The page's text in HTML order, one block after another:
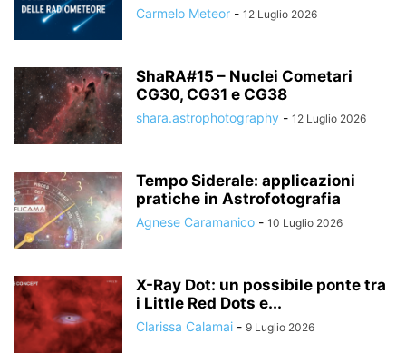
Carmelo Meteor - 12 Luglio 2026
ShaRA#15 – Nuclei Cometari
CG30, CG31 e CG38
shara.astrophotography - 12 Luglio 2026
Tempo Siderale: applicazioni
pratiche in Astrofotografia
Agnese Caramanico - 10 Luglio 2026
X-Ray Dot: un possibile ponte tra
i Little Red Dots e...
Clarissa Calamai - 9 Luglio 2026